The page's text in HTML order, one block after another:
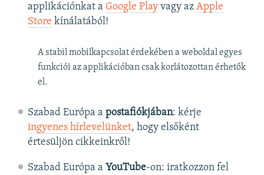
applikációnkat a Google Playvagy az Apple
Store kínálatából!
A stabil mobilkapcsolat érdekében a weboldal egyes
funkciói az applikációban csak korlátozottan érhetők
el.
Szabad Európa a postafiókjában: kérje
ingyenes hírlevelünket, hogy elsőként
értesüljön cikkeinkről!
Szabad Európa a YouTube-on: iratkozzon fel